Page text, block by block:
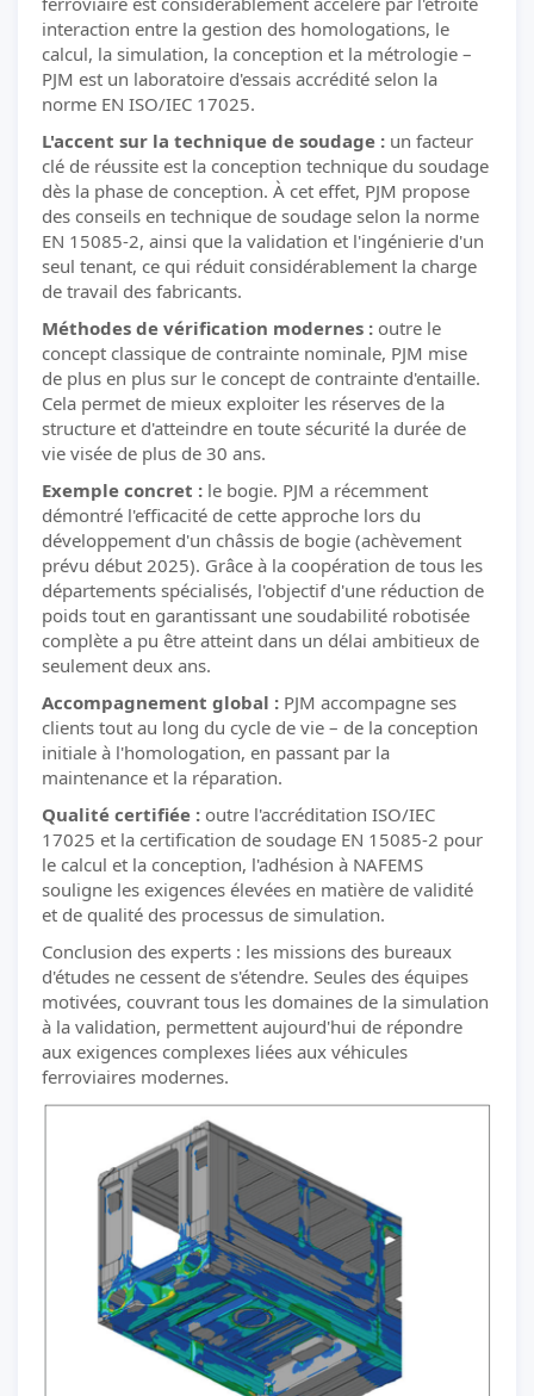
interaction entre la gestion des homologations, le
calcul, la simulation, la conception et la métrologie –
PJM est un laboratoire d'essais accrédité selon la
norme EN ISO/IEC 17025.
L'accent sur la technique de soudage : un facteur
clé de réussite est la conception technique du soudage
dès la phase de conception. À cet effet, PJM propose
des conseils en technique de soudage selon la norme
EN 15085-2, ainsi que la validation et l'ingénierie d'un
seul tenant, ce qui réduit considérablement la charge
de travail des fabricants.
Méthodes de vérification modernes : outre le
concept classique de contrainte nominale, PJM mise
de plus en plus sur le concept de contrainte d'entaille.
Cela permet de mieux exploiter les réserves de la
structure et d'atteindre en toute sécurité la durée de
vie visée de plus de 30 ans.
Exemple concret : le bogie. PJM a récemment
démontré l'efficacité de cette approche lors du
développement d'un châssis de bogie (achèvement
prévu début 2025). Grâce à la coopération de tous les
départements spécialisés, l'objectif d'une réduction de
poids tout en garantissant une soudabilité robotisée
complète a pu être atteint dans un délai ambitieux de
seulement deux ans.
Accompagnement global : PJM accompagne ses
clients tout au long du cycle de vie – de la conception
initiale à l'homologation, en passant par la
maintenance et la réparation.
Qualité certifiée : outre l'accréditation ISO/IEC
17025 et la certification de soudage EN 15085-2 pour
le calcul et la conception, l'adhésion à NAFEMS
souligne les exigences élevées en matière de validité
et de qualité des processus de simulation.
Conclusion des experts : les missions des bureaux
d'études ne cessent de s'étendre. Seules des équipes
motivées, couvrant tous les domaines de la simulation
à la validation, permettent aujourd'hui de répondre
aux exigences complexes liées aux véhicules
ferroviaires modernes.